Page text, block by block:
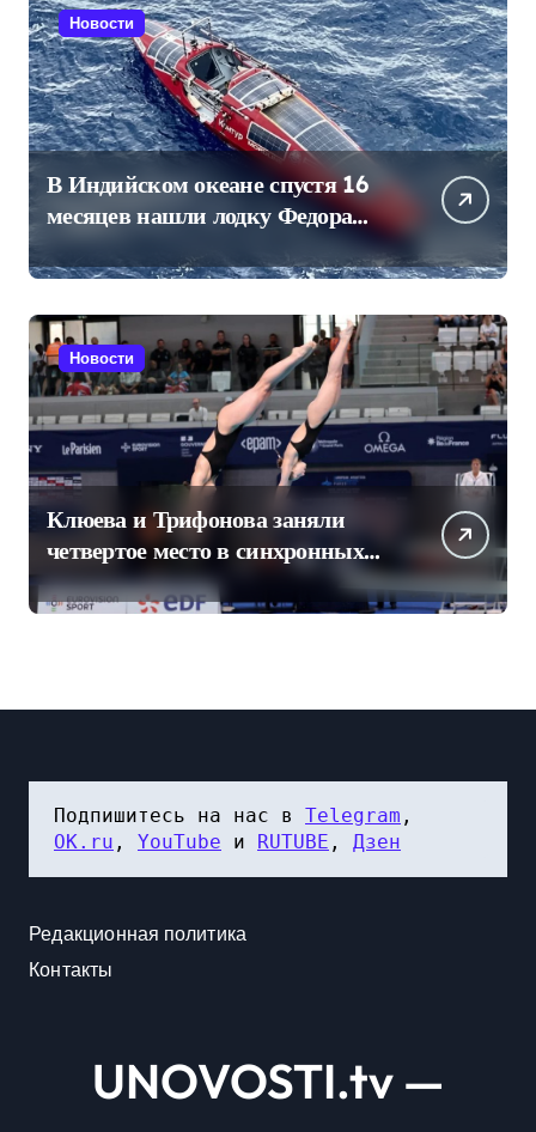
Новости
В Индийском океане спустя 16
месяцев нашли лодку Федора
Конюхова
Новости
Клюева и Трифонова заняли
четвертое место в синхронных
прыжках в воду на чемпионате
Европы
Подпишитесь на нас в Telegram
OK.ru , YouTube и RUTUBE , Дзен
Редакционная политика
Контакты
UNOVOSTI.tv —